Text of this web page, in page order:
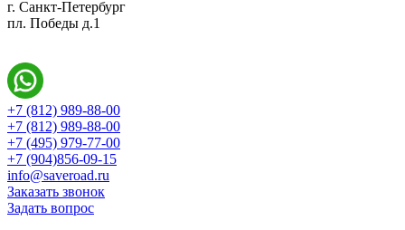
г. Санкт-Петербург
пл. Победы д.1
+7 (812) 989-88-00
+7 (812) 989-88-00
+7 (495) 979-77-00
+7 (904)856-09-15
info@saveroad.ru
Заказать звонок
Задать вопрос